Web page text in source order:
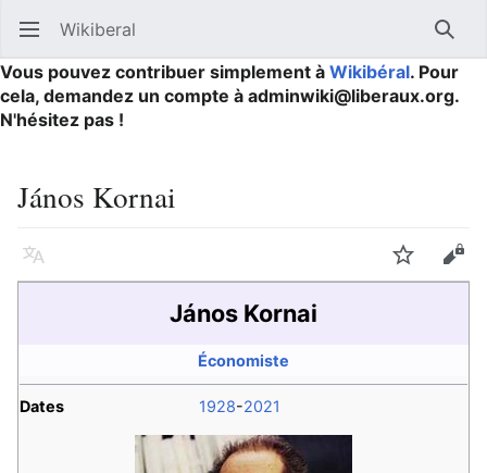
Ouvrir le menu principal Wikiberal
Vous pouvez contribuer simplement à Wikibéral. Pour
cela, demandez un compte à adminwiki@liberaux.org.
N'hésitez pas !
János Kornai
Langue Suivre
János Kornai
Économiste
Dates 1928-2021